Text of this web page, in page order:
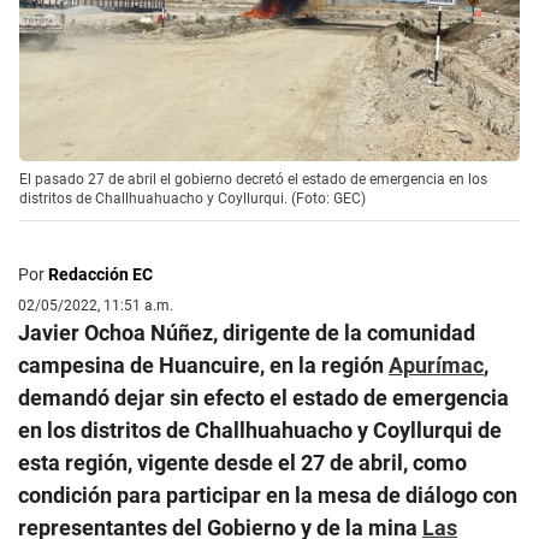
El pasado 27 de abril el gobierno decretó el estado de emergencia en los
distritos de Challhuahuacho y Coyllurqui. (Foto: GEC)
PorRedacción EC
02/05/2022, 11:51 a.m.
Javier Ochoa Núñez, dirigente de la comunidad
campesina de Huancuire, en la regiónApurímac,
demandó dejar sin efecto el estado de emergencia
en los distritos de Challhuahuacho y Coyllurqui de
esta región, vigente desde el 27 de abril, como
condición para participar en la mesa de diálogo con
representantes del Gobierno y de la mina Las